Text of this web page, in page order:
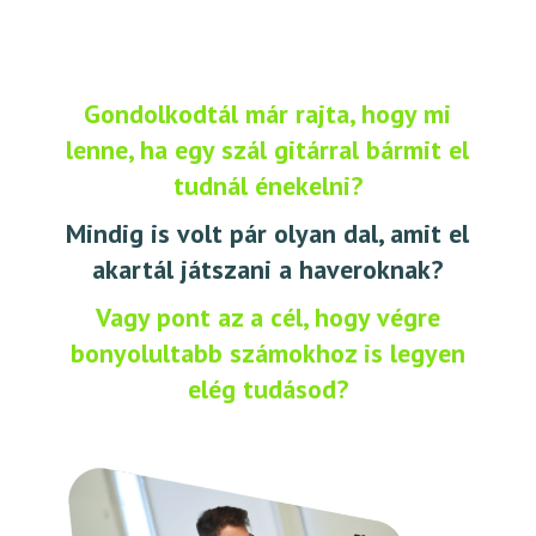
Gondolkodtál már rajta, hogy mi
lenne, ha egy szál gitárral bármit el
tudnál énekelni?
Mindig is volt pár olyan dal, amit el
akartál játszani a haveroknak?
Vagy pont az a cél, hogy végre
bonyolultabb számokhoz is legyen
elég tudásod?